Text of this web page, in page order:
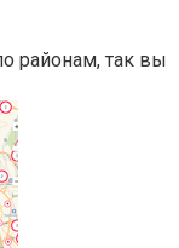
районам, так вы